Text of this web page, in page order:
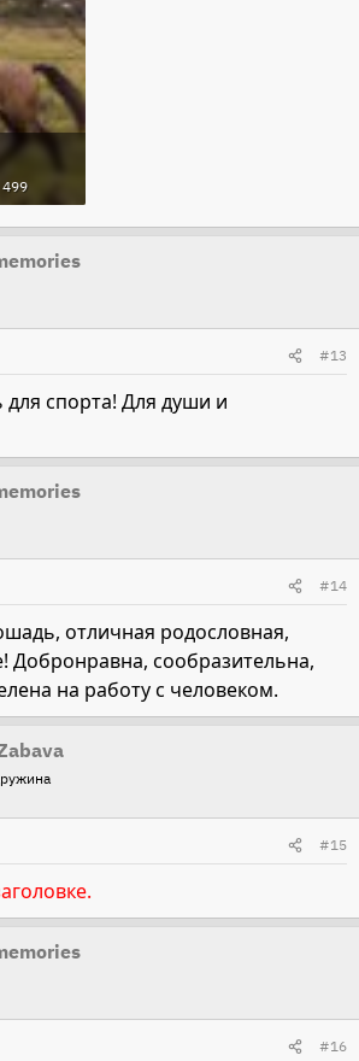
#13
спорта! Для души и
#14
отличная родословная,
Добронравна, сообразительна,
на работу с человеком.
#15
#16